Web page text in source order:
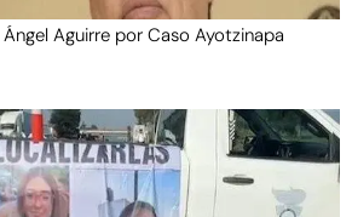
Aguirre por Caso Ayotzinapa